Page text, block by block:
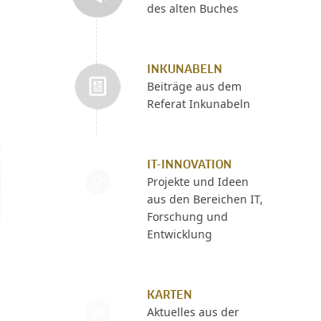
des alten Buches
INKUNABELN
Beiträge aus dem
Referat Inkunabeln
IT-INNOVATION
Projekte und Ideen
aus den Bereichen IT,
Forschung und
Entwicklung
KARTEN
Aktuelles aus der